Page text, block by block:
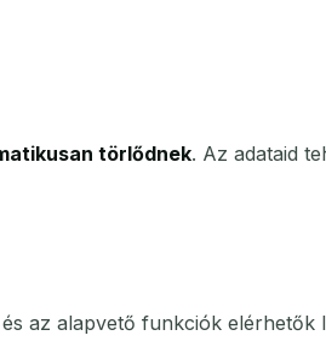
törlődnek. Az adataid
az alapvető funkciók elérhetők